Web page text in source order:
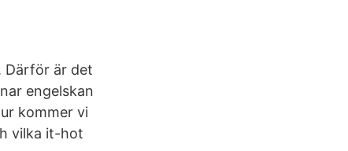
Därför är det
engelskan
kommer vi
vilka it-hot